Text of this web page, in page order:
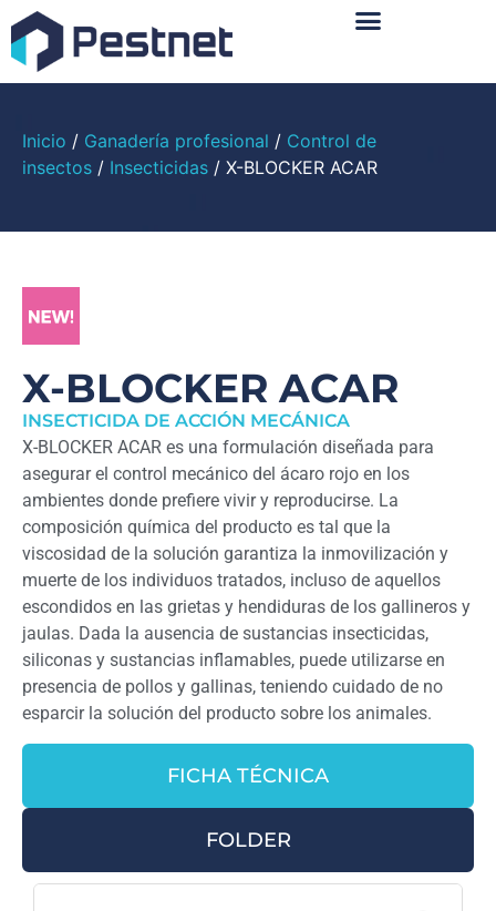
Inicio / Ganadería profesional / Control de
insectos / Insecticidas / X-BLOCKER ACAR
X-BLOCKER ACAR
INSECTICIDA DE ACCIÓN MECÁNICA
X-BLOCKER ACAR es una formulación diseñada para
asegurar el control mecánico del ácaro rojo en los
ambientes donde prefiere vivir y reproducirse. La
composición química del producto es tal que la
viscosidad de la solución garantiza la inmovilización y
muerte de los individuos tratados, incluso de aquellos
escondidos en las grietas y hendiduras de los gallineros y
jaulas. Dada la ausencia de sustancias insecticidas,
siliconas y sustancias inflamables, puede utilizarse en
presencia de pollos y gallinas, teniendo cuidado de no
esparcir la solución del producto sobre los animales.
FICHA TÉCNICA
FOLDER